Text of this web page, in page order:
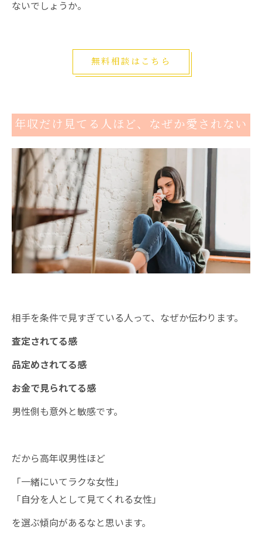
ないでしょうか。
無料相談はこちら
年収だけ見てる人ほど、なぜか愛されない
相手を条件で見すぎている人って、なぜか伝わります。
査定されてる感
品定めされてる感
お金で見られてる感
男性側も意外と敏感です。
だから高年収男性ほど
「一緒にいてラクな女性」
「自分を人として見てくれる女性」
を選ぶ傾向があるなと思います。